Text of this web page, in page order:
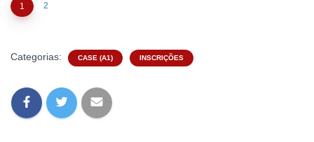
1 2
Categorias: CASE (A1) INSCRIÇÕES